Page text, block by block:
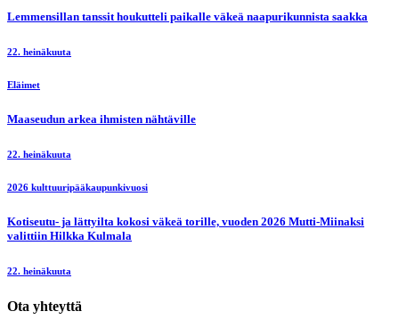
Lemmensillan tanssit houkutteli paikalle väkeä naapurikunnista saakka
22. heinäkuuta
Eläimet
Maaseudun arkea ihmisten nähtäville
22. heinäkuuta
2026 kulttuuripääkaupunkivuosi
Kotiseutu- ja lättyilta kokosi väkeä torille, vuoden 2026 Mutti-Miinaksi
valittiin Hilkka Kulmala
22. heinäkuuta
Ota yhteyttä